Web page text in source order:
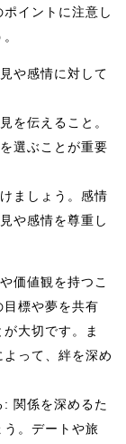
イントに注意し
や感情に対して
を伝えること。
選ぶことが重要
ましょう。感情
や感情を尊重し
価値観を持つこ
目標や夢を共有
大切です。ま
って、絆を深め
: 関係を深めるた
。デートや旅